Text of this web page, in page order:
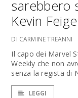
sarebbero
Kevin Feige
DI CARMINE TREANNI
Il capo dei Marvel
Weekly che non
senza la regista di
LEGGI